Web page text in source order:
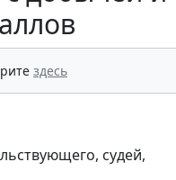
здесь
судей,